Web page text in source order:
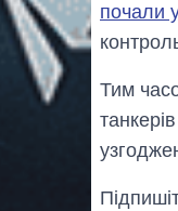
почали
Тим